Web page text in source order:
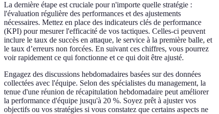
La dernière étape est cruciale pour n'importe quelle stratégie :
l'évaluation régulière des performances et des ajustements
nécessaires. Mettez en place des indicateurs clés de performance
(KPI) pour mesurer l'efficacité de vos tactiques. Celles-ci peuvent
inclure le taux de succès en attaque, le service à la première balle, et
le taux d’erreurs non forcées. En suivant ces chiffres, vous pourrez
voir rapidement ce qui fonctionne et ce qui doit être ajusté.
Engagez des discussions hebdomadaires basées sur des données
collectées avec l'équipe. Selon des spécialistes du management, la
tenue d'une réunion de récapitulation hebdomadaire peut améliorer
la performance d'équipe jusqu'à 20 %. Soyez prêt à ajuster vos
objectifs ou vos stratégies si vous constatez que certains aspects ne